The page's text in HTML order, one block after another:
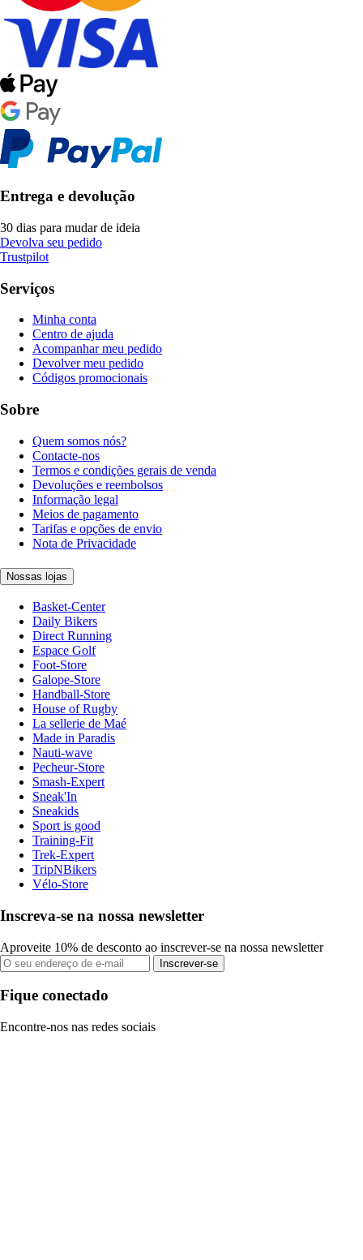
Entrega e devolução
30 dias para mudar de ideia
Devolva seu pedido
Trustpilot
Serviços
Minha conta
Centro de ajuda
Acompanhar meu pedido
Devolver meu pedido
Códigos promocionais
Sobre
Quem somos nós?
Contacte-nos
Termos e condições gerais de venda
Devoluções e reembolsos
Informação legal
Meios de pagamento
Tarifas e opções de envio
Nota de Privacidade
Nossas lojas
Basket-Center
Daily Bikers
Direct Running
Espace Golf
Foot-Store
Galope-Store
Handball-Store
House of Rugby
La sellerie de Maé
Made in Paradis
Nauti-wave
Pecheur-Store
Smash-Expert
Sneak'In
Sneakids
Sport is good
Training-Fit
Trek-Expert
TripNBikers
Vélo-Store
Inscreva-se na nossa newsletter
Aproveite 10% de desconto ao inscrever-se na nossa newsletter
Inscrever-se
Fique conectado
Encontre-nos nas redes sociais